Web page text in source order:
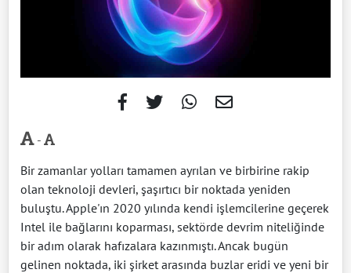
-
Bir zamanlar yolları tamamen ayrılan ve birbirine rakip
olan teknoloji devleri, şaşırtıcı bir noktada yeniden
buluştu. Apple'ın 2020 yılında kendi işlemcilerine geçerek
Intel ile bağlarını koparması, sektörde devrim niteliğinde
bir adım olarak hafızalara kazınmıştı. Ancak bugün
gelinen noktada, iki şirket arasında buzlar eridi ve yeni bir